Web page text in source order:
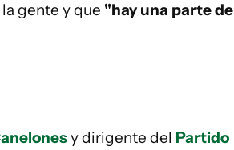
la gente y que "hay una parte de
y dirigente del Partido